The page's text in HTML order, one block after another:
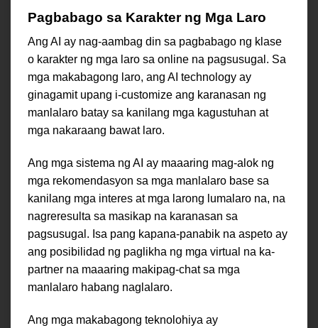
Pagbabago sa Karakter ng Mga Laro
Ang AI ay nag-aambag din sa pagbabago ng klase
o karakter ng mga laro sa online na pagsusugal. Sa
mga makabagong laro, ang AI technology ay
ginagamit upang i-customize ang karanasan ng
manlalaro batay sa kanilang mga kagustuhan at
mga nakaraang bawat laro.
Ang mga sistema ng AI ay maaaring mag-alok ng
mga rekomendasyon sa mga manlalaro base sa
kanilang mga interes at mga larong lumalaro na, na
nagreresulta sa masikap na karanasan sa
pagsusugal. Isa pang kapana-panabik na aspeto ay
ang posibilidad ng paglikha ng mga virtual na ka-
partner na maaaring makipag-chat sa mga
manlalaro habang naglalaro.
Ang mga makabagong teknolohiya ay